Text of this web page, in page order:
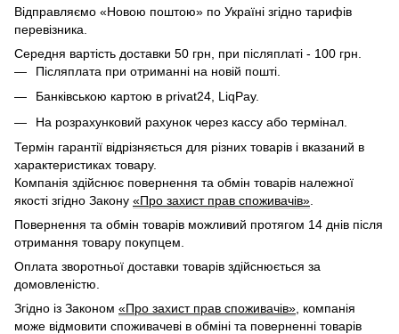
Відправляємо «Новою поштою» по Україні згідно тарифів
перевізника.
Середня вартість доставки 50 грн, при післяплаті - 100 грн.
Післяплата при отриманні на новій пошті.
Банківською картою в privat24, LiqPay.
На розрахунковий рахунок через кассу або термінал.
Термін гарантії відрізняється для різних товарів і вказаний в
характеристиках товару.
Компанія здійснює повернення та обмін товарів належної
якості згідно Закону «Про захист прав споживачів»
Повернення та обмін товарів можливий протягом 14 днів після
отримання товару покупцем.
Оплата зворотньої доставки товарів здійснюється за
домовленістю.
Згідно із Законом «Про захист прав споживачів» , компанія
може відмовити споживачеві в обміні та поверненні товарів